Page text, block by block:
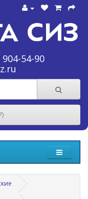
904-54-90